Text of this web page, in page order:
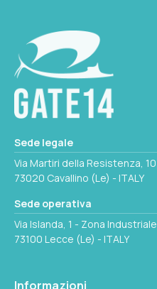
Sede legale
Via Martiri della Resistenza, 10
73020 Cavallino (Le) - ITALY
Sede operativa
Via Islanda, 1 - Zona Industriale
73100 Lecce (Le) - ITALY
Informazioni